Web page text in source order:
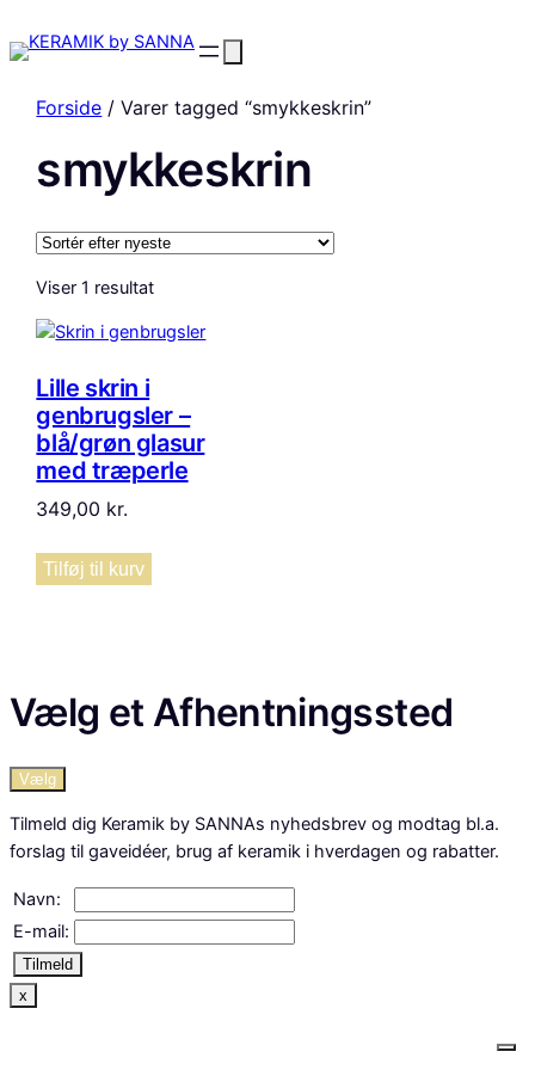
Forside / Varer tagged “smykkeskrin”
smykkeskrin
Viser 1 resultat
Lille skrin i
genbrugsler –
blå/grøn glasur
med træperle
349,00 kr.
Tilføj til kurv
Vælg et Afhentningssted
Vælg
Tilmeld dig Keramik by SANNAs nyhedsbrev og modtag bl.a.
forslag til gaveidéer, brug af keramik i hverdagen og rabatter.
Navn:
E-mail:
Tilmeld
x